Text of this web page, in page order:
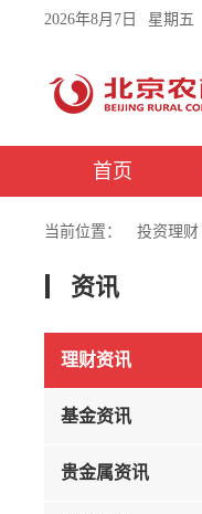
2026年8月7日 星期五
首页
当前位置： 投资理财
资讯
理财资讯
基金资讯
贵金属资讯